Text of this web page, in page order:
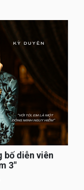
bố diễn viên
3″